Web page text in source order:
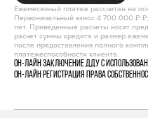
Ежемесячный платеж рассчитан на
Первоначальный взнос 4 700 000 ₽
лет. Приведенные расчеты носят
расчет суммы кредита и размер
после предоставления полного
платежеспособности клиента.
Он-лайн заключение ДДУ с
Он-лайн регистрация права